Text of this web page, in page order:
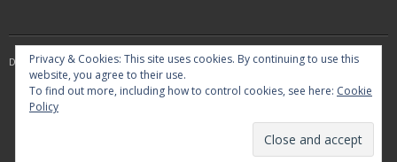
Developed by Think Up Themes Ltd. Powered byWordPress.
Privacy & Cookies: This site uses cookies. By continuing to use this
website, you agree to their use.
To find out more, including how to control cookies, see here: Cookie
Policy